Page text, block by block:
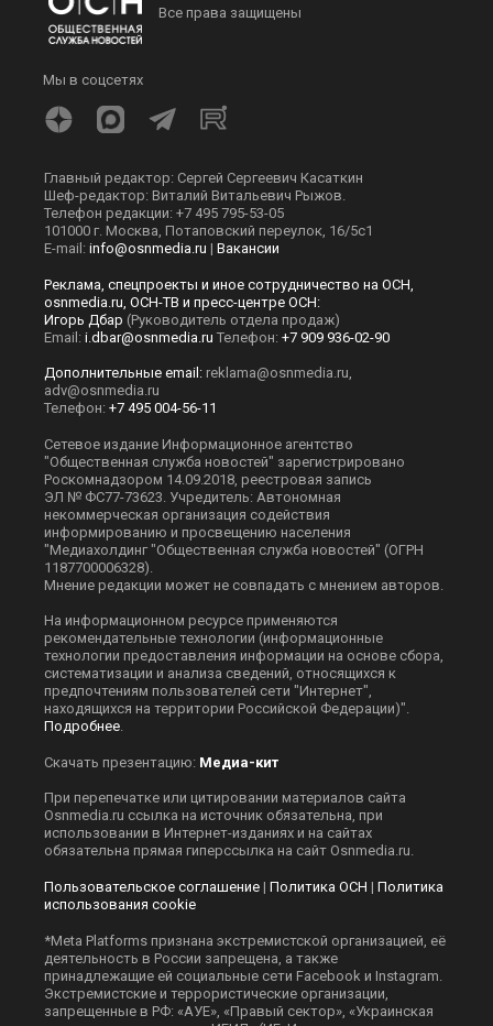
Все права защищены
Мы в соцсетях
Главный редактор: Сергей Сергеевич Касаткин
Шеф-редактор: Виталий Витальевич Рыжов.
Телефон редакции: +7 495 795-53-05
101000 г. Москва, Потаповский переулок, 16/5с1
E-mail: info@osnmedia.ru | Вакансии
Реклама, спецпроекты и иное сотрудничество на ОСН,
osnmedia.ru, ОСН-ТВ и пресс-центре ОСН:
Игорь Дбар (Руководитель отдела продаж)
Email: i.dbar@osnmedia.ru Телефон: +7 909 936-02-90
Дополнительные email: reklama@osnmedia.ru,
adv@osnmedia.ru
Телефон: +7 495 004-56-11
Сетевое издание Информационное агентство
"Общественная служба новостей" зарегистрировано
Роскомнадзором 14.09.2018, реестровая запись
ЭЛ № ФС77-73623. Учредитель: Автономная
некоммерческая организация содействия
информированию и просвещению населения
"Медиахолдинг "Общественная служба новостей" (ОГРН
1187700006328).
Мнение редакции может не совпадать с мнением авторов.
На информационном ресурсе применяются
рекомендательные технологии (информационные
технологии предоставления информации на основе сбора,
систематизации и анализа сведений, относящихся к
предпочтениям пользователей сети "Интернет",
находящихся на территории Российской Федерации)".
Подробнее.
Скачать презентацию: Медиа-кит
При перепечатке или цитировании материалов сайта
Оsnmedia.ru ссылка на источник обязательна, при
использовании в Интернет-изданиях и на сайтах
обязательна прямая гиперссылка на сайт Оsnmedia.ru.
Пользовательское соглашение | Политика ОСН | Политика
использования cookie
*Meta Platforms признана экстремистской организацией, её
деятельность в России запрещена, а также
принадлежащие ей социальные сети Facebook и Instagram.
Экстремистские и террористические организации,
запрещенные в РФ: «АУЕ», «Правый сектор», «Украинская